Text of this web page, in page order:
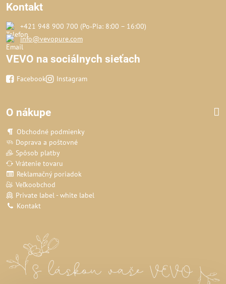
Kontakt
+421 948 900 700 (Po‑Pia: 8:00 – 16:00)
info@vevopure.com
VEVO na sociálnych sieťach
Facebook Instagram
O nákupe
Obchodné podmienky
Doprava a poštovné
Spôsob platby
Vrátenie tovaru
Reklamačný poriadok
Veľkoobchod
Private label - white label
Kontakt